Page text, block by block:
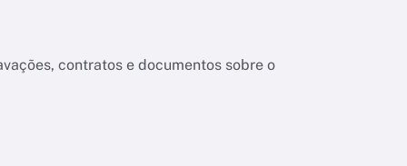
contratos e documentos sobre o